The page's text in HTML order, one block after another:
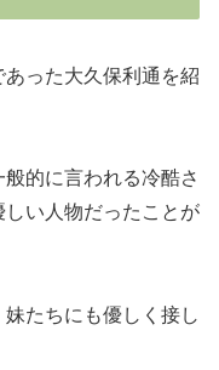
った大久保利通を紹
的に言われる冷酷さ
い人物だったことが
たちにも優しく接し